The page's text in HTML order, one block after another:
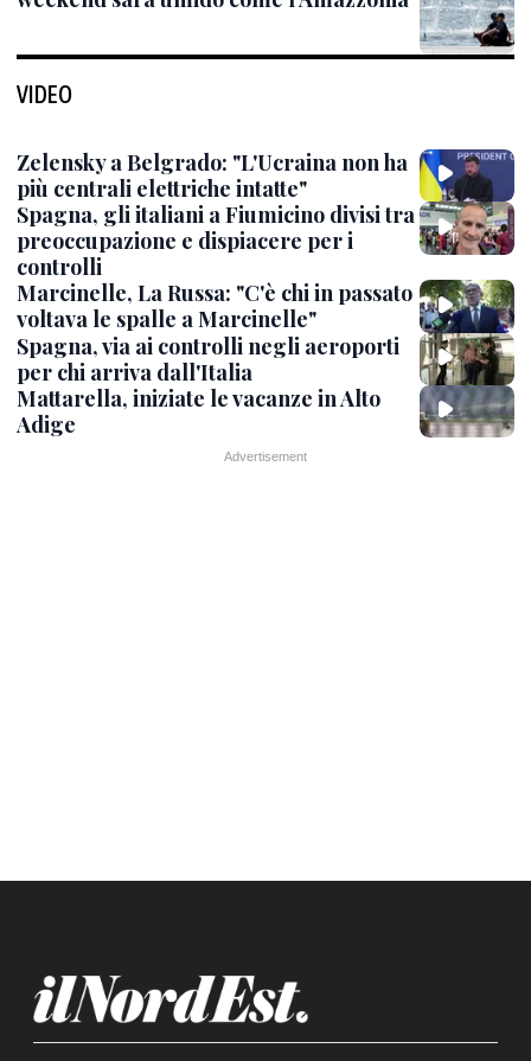
VIDEO
Zelensky a Belgrado: "L'Ucraina non ha
più centrali elettriche intatte"
Spagna, gli italiani a Fiumicino divisi tra
preoccupazione e dispiacere per i
controlli
Marcinelle, La Russa: "C'è chi in passato
voltava le spalle a Marcinelle"
Spagna, via ai controlli negli aeroporti
per chi arriva dall'Italia
Mattarella, iniziate le vacanze in Alto
Adige